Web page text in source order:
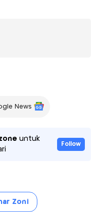
News
untuk
Follow
Zoni